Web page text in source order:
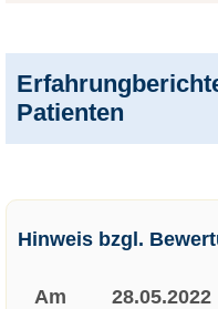
Patienten
Hinweis bzgl.
Am